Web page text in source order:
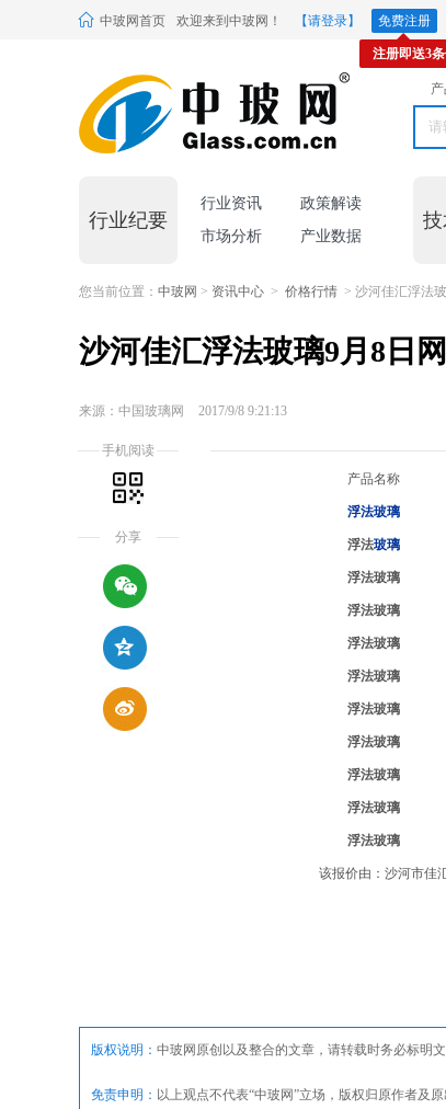
中玻网首页 欢迎来到中玻网！ 【请登录】 免费注册
注册即送3
行业纪要
行业资讯
政策解读
市场分析
产业数据
您当前位置： 中玻网 > 资讯中心 > 价格行情 > 沙河佳汇浮法
手机阅读
分享
沙河佳汇浮法玻璃9月8日
来源：中国玻璃网 2017/9/8 9:21:13
产品名称
浮法玻璃
浮法玻璃
浮法玻璃
浮法玻璃
浮法玻璃
浮法玻璃
浮法玻璃
浮法玻璃
浮法玻璃
浮法玻璃
浮法玻璃
该报价由：沙河市佳
版权说明： 中玻网原创以及整合的文章，请转载时务必标明
免责申明： 以上观点不代表“中玻网”立场，版权归原作者及